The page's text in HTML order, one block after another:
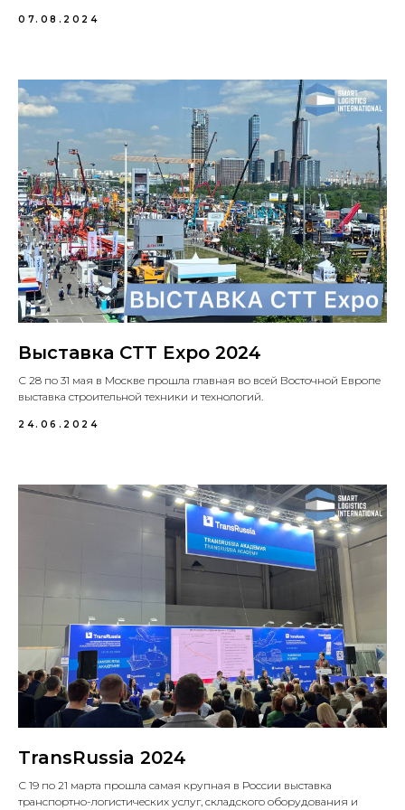
07.08.2024
Выставка СTT Expo 2024
С 28 по 31 мая в Москве прошла главная во всей Восточной Европе
выставка строительной техники и технологий.
24.06.2024
TransRussia 2024
С 19 по 21 марта прошла самая крупная в России выставка
транспортно-логистических услуг, складского оборудования и